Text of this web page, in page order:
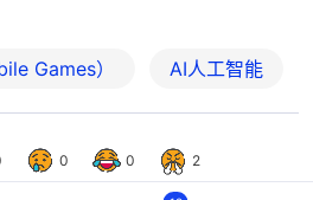
Games） AI人工智能
0 0 2